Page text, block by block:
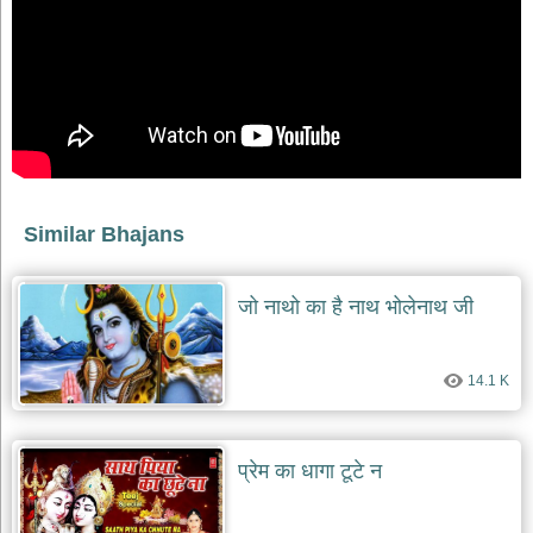
gurudev
bhajans
विविध
miscellaneous
bhajans
विष्णु
भजन
vishnu
bhajans
बाबा
बालक
नाथ
भजन
baba
balak
nath
Similar Bhajans
जो नाथो का है नाथ भोलेनाथ जी
14.1 K
प्रेम का धागा टूटे न